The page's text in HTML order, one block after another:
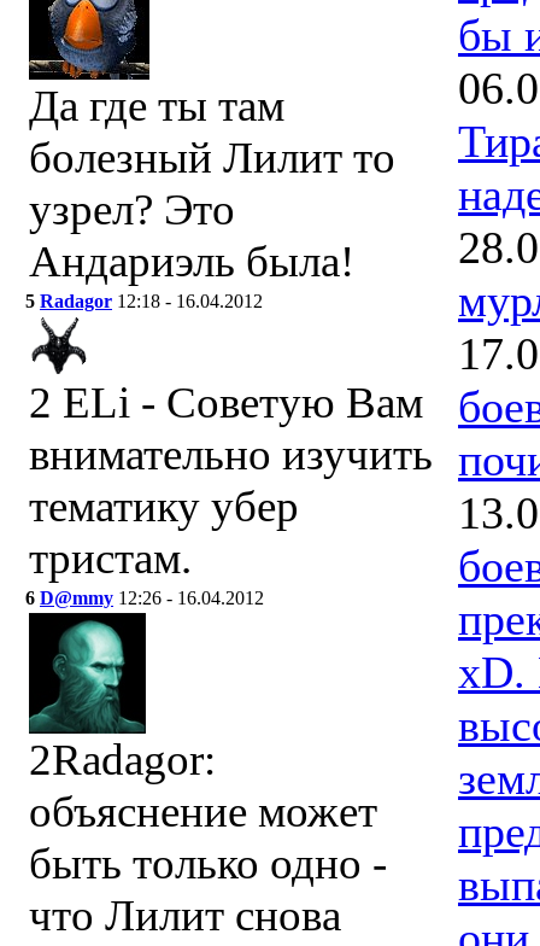
Да где ты там
болезный Лилит то
узрел? Это
Андариэль была!
5 Radagor 12:18 - 16.04.2012
2 ELi - Советую Вам
внимательно изучить
тематику убер
тристам.
6 D@mmy 12:26 - 16.04.2012
2Radagor:
объяснение может
быть только одно -
что Лилит снова
бы
xD.